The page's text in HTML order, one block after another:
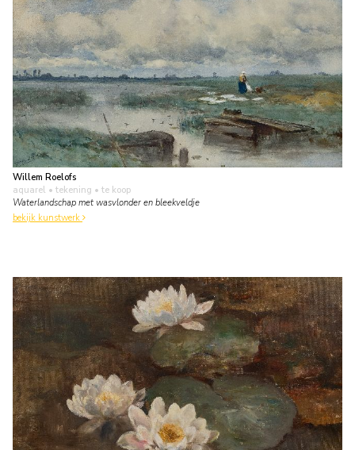
Willem Roelofs
aquarel • tekening • te koop
Waterlandschap met wasvlonder en bleekveldje
bekijk kunstwerk